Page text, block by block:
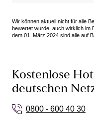
Wir können aktuell nicht für alle
bewertet wurde, auch wirklich im
dem 01. März 2024 sind alle auf
Kostenlose
deutschen
0800 - 600 40 30